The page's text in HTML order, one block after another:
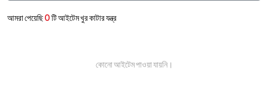
আমরা পেয়েছি0টি আইটেম খুর কাটার যন্ত্র
কোনো আইটেম পাওয়া যায়নি।